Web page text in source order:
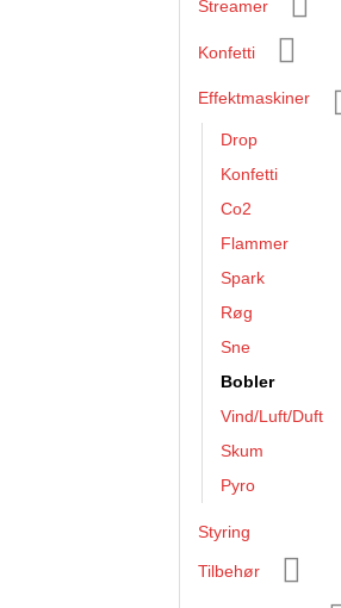
Streamer
Konfetti
Effektmaskiner
Drop
Konfetti
Co2
Flammer
Spark
Røg
Sne
Bobler
Vind/Luft/Duft
Skum
Pyro
Styring
Tilbehør